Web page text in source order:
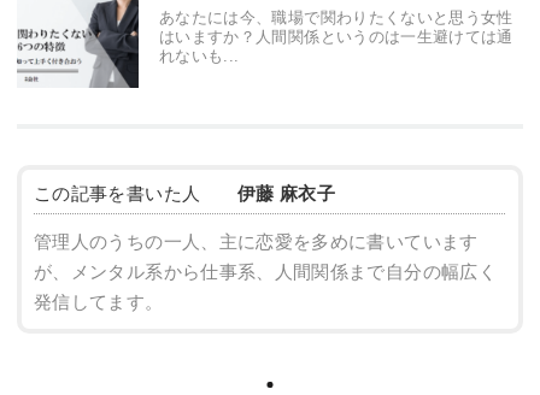
あなたには今、職場で関わりたくないと思う女性
はいますか？人間関係というのは一生避けては通
れないも...
この記事を書いた人 伊藤 麻衣子
管理人のうちの一人、主に恋愛を多めに書いています
が、メンタル系から仕事系、人間関係まで自分の幅広く
発信してます。